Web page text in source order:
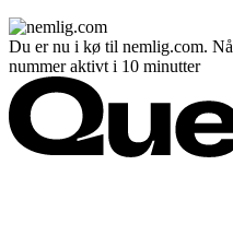
Du er nu i kø til nemlig.com.
nummer aktivt i 10 minutter